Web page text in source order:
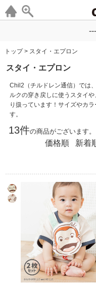
トップ > スタイ・エプロン
スタイ・エプロン
Chil2（チルドレン通信）では
ルクの穿き戻しに使うスタイ
り扱っています！サイズやカ
す。
13件の商品がございます。
価格順 新着